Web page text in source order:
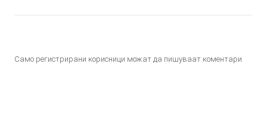
Само регистрирани корисници можат да пишуваат коментари